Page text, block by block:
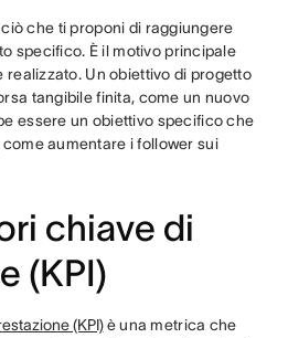
che ti proponi di raggiungere
specifico. È il motivo principale
realizzato. Un obiettivo di progetto
tangibile finita, come un nuovo
essere un obiettivo specifico che
aumentare i follower sui
chiave di
(KPI)
(KPI)è una metrica che